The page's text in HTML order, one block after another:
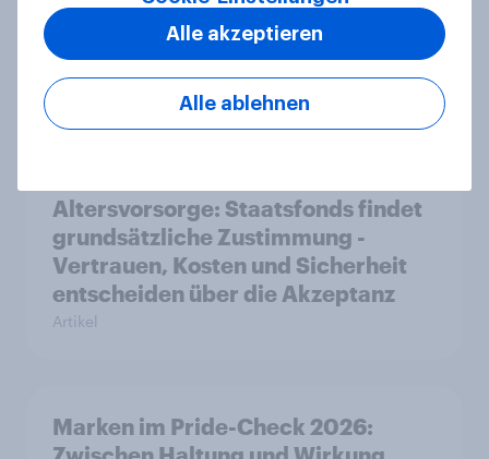
Searching for answers: How AI is
changing online discovery in 2026
Altersvorsorge: Staatsfonds findet
grundsätzliche Zustimmung -
Vertrauen, Kosten und Sicherheit
entscheiden über die Akzeptanz
Artikel
Marken im Pride-Check 2026:
Alle ablehnen
Alle akzeptieren